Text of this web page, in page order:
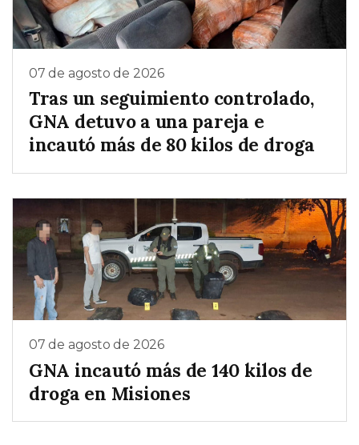
07 de agosto de 2026
Tras un seguimiento controlado,
GNA detuvo a una pareja e
incautó más de 80 kilos de droga
07 de agosto de 2026
GNA incautó más de 140 kilos de
droga en Misiones